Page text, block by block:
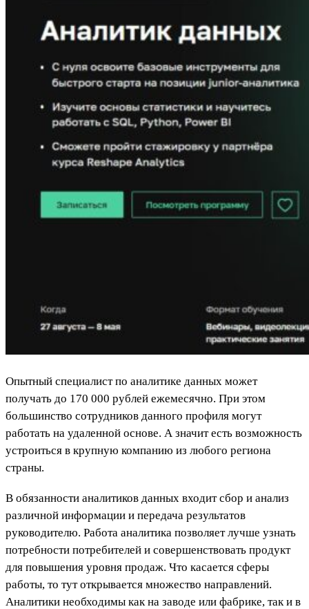
Опытный специалист по аналитике данных может
получать до 170 000 рублей ежемесячно. При этом
большинство сотрудников данного профиля могут
работать на удаленной основе. А значит есть возможность
устроиться в крупную компанию из любого региона
страны.
В обязанности аналитиков данных входит сбор и анализ
различной информации и передача результатов
руководителю. Работа аналитика позволяет лучше узнать
потребности потребителей и совершенствовать продукт
для повышения уровня продаж. Что касается сферы
работы, то тут открывается множество направлений.
Аналитики необходимы как на заводе или фабрике, так и в